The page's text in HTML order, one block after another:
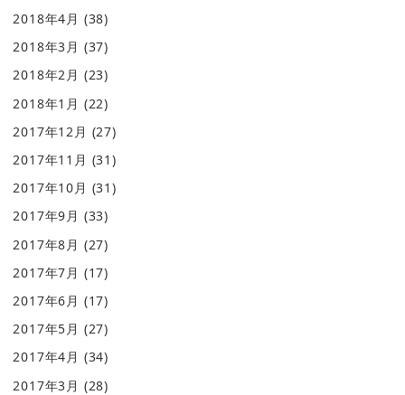
2018年4月 (38)
2018年3月 (37)
2018年2月 (23)
2018年1月 (22)
2017年12月 (27)
2017年11月 (31)
2017年10月 (31)
2017年9月 (33)
2017年8月 (27)
2017年7月 (17)
2017年6月 (17)
2017年5月 (27)
2017年4月 (34)
2017年3月 (28)